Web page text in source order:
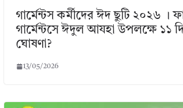
গার্মেন্টস কর্মীদের ঈদ ছুটি ২০২৬ ।
গার্মেন্টসে ঈদুল আযহা উপলক্ষে ১১
ঘোষণা?
13/05/2026